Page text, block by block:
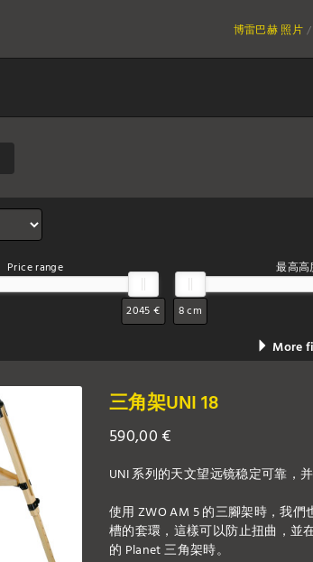
博雷巴赫 照片
Price range
2045 €
最高高
8 cm
More
三角架UNI 18
590,00 €
UNI 系列的天文望远镜稳定可靠，
使用 ZWO AM 5 的三腳架時，我
槽的套環，這樣可以防止扭曲，並
的 Planet 三角架時。